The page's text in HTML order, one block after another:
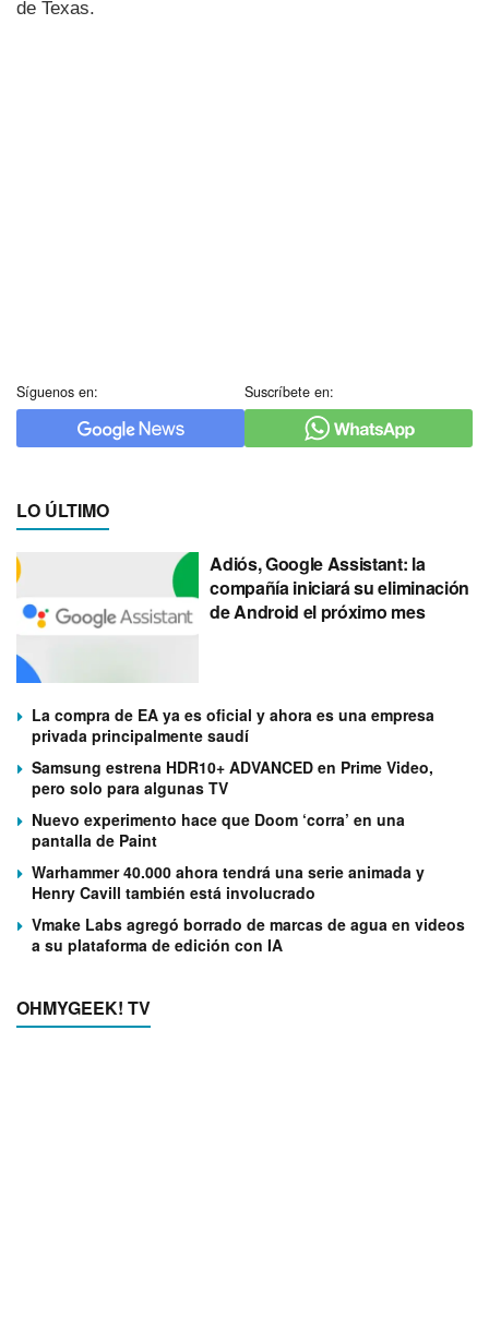
de Texas.
Síguenos en: Suscríbete en:
LO ÚLTIMO
Adiós, Google Assistant: la
compañía iniciará su eliminación
de Android el próximo mes
La compra de EA ya es oficial y ahora es una empresa
privada principalmente saudí
Samsung estrena HDR10+ ADVANCED en Prime Video,
pero solo para algunas TV
Nuevo experimento hace que Doom ‘corra’ en una
pantalla de Paint
Warhammer 40.000 ahora tendrá una serie animada y
Henry Cavill también está involucrado
Vmake Labs agregó borrado de marcas de agua en videos
a su plataforma de edición con IA
OHMYGEEK! TV